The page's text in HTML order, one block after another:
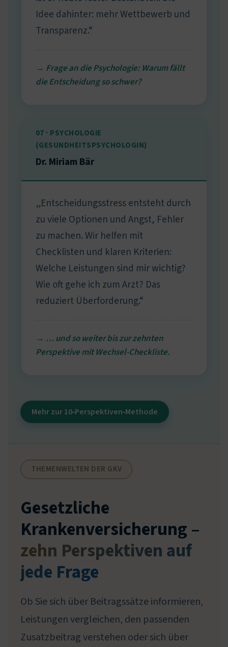
Idee dahinter: mehr Wettbewerb und
Transparenz.“
→ Frage an die Psychologie: Warum fällt
die Entscheidung so schwer?
07 · PSYCHOLOGIE
(GESUNDHEITSPSYCHOLOGIN)
Dr. Miriam Bär
„Entscheidungsstress entsteht durch
zu viele Optionen und Angst, Fehler
zu machen. Wir helfen mit
Checklisten und klaren Kriterien:
Welche Leistungen sind mir wichtig?
Wie oft gehe ich zum Arzt? Das
reduziert Überforderung.“
→ … und so weiter bis zur zehnten
Perspektive mit Wechsel-Checkliste.
Mehr zur 10‑Perspektiven‑Methode
THEMENWELTEN DER GKV
Gesetzliche
Krankenversicherung –
zehn Perspektiven auf
jede Frage
Ob Sie sich über Beitragssätze informieren,
Leistungen vergleichen, den passenden
Zusatzbeitrag verstehen oder sich über